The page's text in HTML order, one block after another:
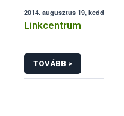
2014. augusztus 19, kedd
Linkcentrum
TOVÁBB >